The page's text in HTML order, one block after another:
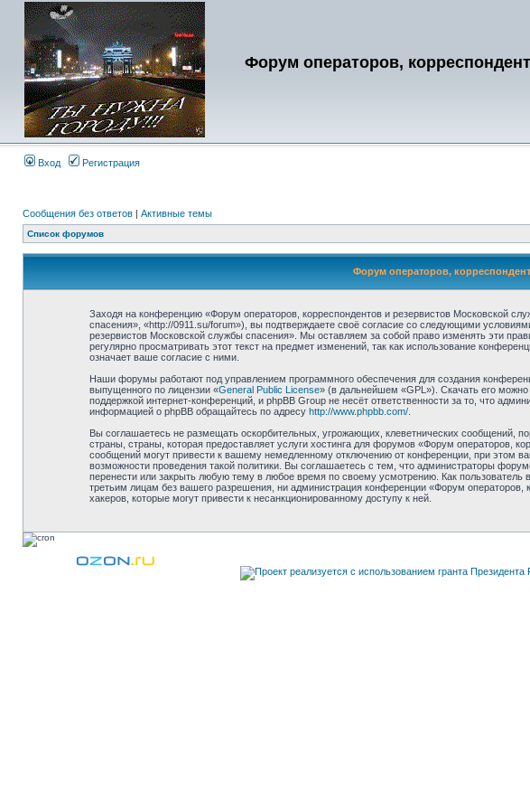
Форум операторов,
Вход Регистрация
Сообщения без ответов | Активные темы
Список форумов
Форум операторов,
Заходя на конференцию «Форум операторов, корреспондентов и резервистов Московской
спасения», «http://0911.su/forum»), вы подтверждаете своё согласие со следующими
резервистов Московской службы спасения». Мы оставляем за собой право изменять эти
регулярно просматривать этот текст на предмет изменений, так как использование
означает ваше согласие с ними.
Наши форумы работают под управлением программного обеспечения для создания
выпущенного по лицензии «General Public License» (в дальнейшем «GPL»). Скачать его можно
поддержкой интернет-конференций, и phpBB Group не несёт ответственности за то, что
информацией о phpBB обращайтесь по адресу http://www.phpbb.com/.
Вы соглашаетесь не размещать оскорбительных, угрожающих, клеветнических сообщений,
страны, страны, которая предоставляет услуги хостинга для форумов «Форум операторов,
сообщений могут привести к вашему немедленному отключению от конференции, при этом
возможности проведения такой политики. Вы соглашаетесь с тем, что администраторы
перенести или закрыть любую тему в любое время по своему усмотрению. Как
третьим лицам без вашего разрешения, ни администрация конференции «Форум операторов,
хакеров, которые могут привести к несанкционированному доступу к ней.